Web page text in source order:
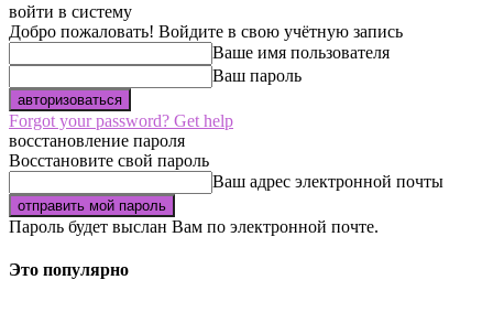
войти в систему
Добро пожаловать! Войдите в свою учётную запись
Ваше имя пользователя
Ваш пароль
Forgot your password? Get help
восстановление пароля
Восстановите свой пароль
Ваш адрес электронной почты
Пароль будет выслан Вам по электронной почте.
Это популярно